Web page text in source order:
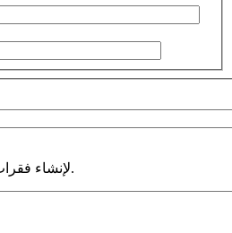
لإنشاء فقرات يكفي ترك سطور فارغة.